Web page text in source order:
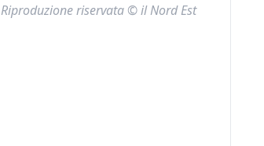
Riproduzione riservata © il Nord Est